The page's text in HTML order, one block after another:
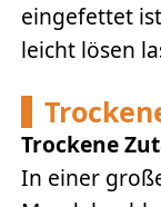
eingefettet
leicht lösen
Trockene
In einer